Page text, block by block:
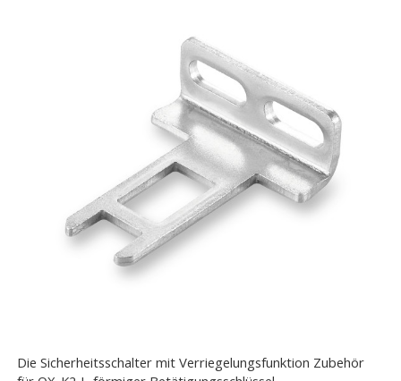
Die Sicherheitsschalter mit Verriegelungsfunktion Zubehör